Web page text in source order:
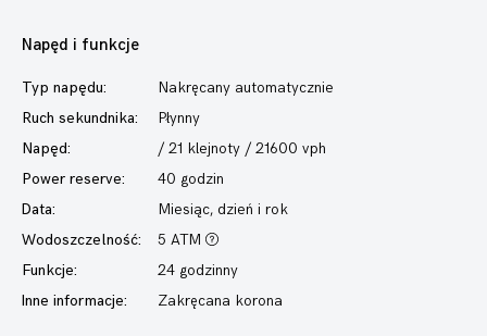
Napęd i funkcje
Typ napędu:
Nakręcany automatycznie
Ruch sekundnika:
Płynny
Napęd:
/ 21 klejnoty / 21600 vph
Power reserve:
40 godzin
Data:
Miesiąc, dzień i rok
Wodoszczelność:
5 ATM
Funkcje:
24 godzinny
Inne informacje:
Zakręcana korona